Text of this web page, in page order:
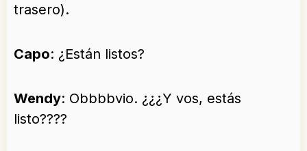
trasero).
Capo: ¿Están listos?
Wendy: Obbbbvio. ¿¿¿Y vos, estás
listo????